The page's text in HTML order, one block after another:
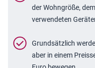
der Wohngröße,
verwendeten
Grundsätzlich
aber in einem